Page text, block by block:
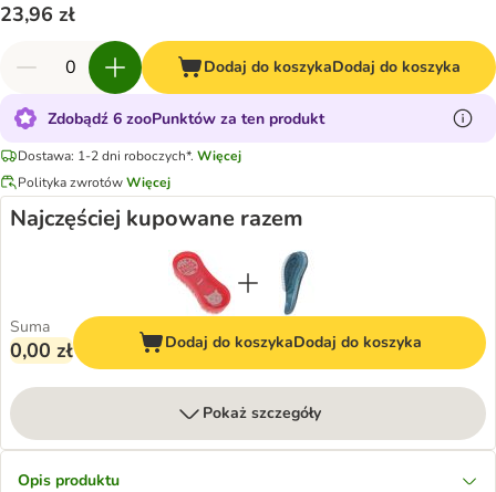
23,96 zł
Dodaj do koszykaDodaj do koszyka
Zdobądź 6 zooPunktów za ten produkt
Dostawa: 1-2 dni roboczych*. Więcej
Polityka zwrotówWięcej
Najczęściej kupowane razem
Suma
0,00 zł Dodaj do koszykaDodaj do koszyka
Pokaż szczegóły
Opis produktu